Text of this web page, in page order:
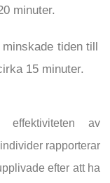
minuter.
tiden till
15 minuter.
effektiviteten av
rapporterar
efter att ha